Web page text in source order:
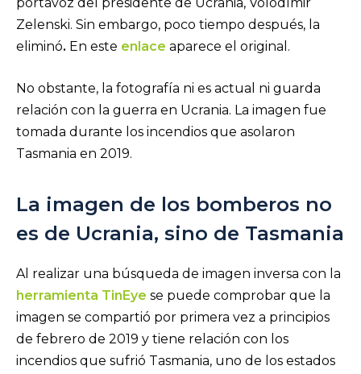
Zelenski. Sin embargo, poco tiempo después, la
eliminó. En este enlace aparece el original.
No obstante, la fotografía ni es actual ni guarda
relación con la guerra en Ucrania. La imagen fue
tomada durante los incendios que asolaron
Tasmania en 2019.
La imagen de los bomberos no
es de Ucrania, sino de Tasmania
Al realizar una búsqueda de imagen inversa con la
herramienta TinEye se puede comprobar que la
imagen se compartió por primera vez a principios
de febrero de 2019 y tiene relación con los
incendios que sufrió Tasmania, uno de los estados